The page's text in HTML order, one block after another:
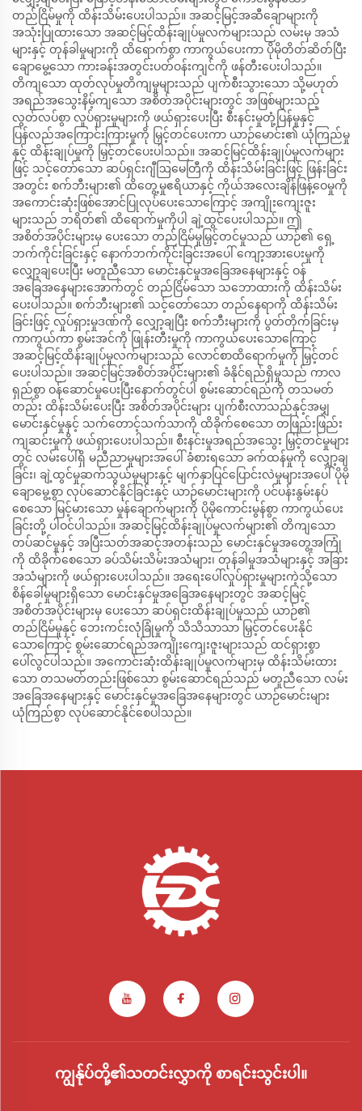
တည်ငြိမ်မှုကို ထိန်းသိမ်းပေးပါသည်။ အဆင့်မြင့်အဆီချောများကို
အသုံးပြုထားသော အဆင့်မြင့်ထိန်းချုပ်မှုလက်များသည် လမ်းမှ အသံ
များနှင့် တုန်ခါမှုများကို ထိရောက်စွာ ကာကွယ်ပေးကာ ပိုမိုတိတ်ဆိတ်ပြီး
ချောမွေ့သော ကားခန်းအတွင်းပတ်ဝန်းကျင်ကို ဖန်တီးပေးပါသည်။
တိကျသော ထုတ်လုပ်မှုတိကျမှုများသည် ပျက်စီးသွားသော သို့မဟုတ်
အရည်အသွေးနိမ့်ကျသော အစိတ်အပိုင်းများတွင် အဖြစ်များသည့်
လွတ်လပ်စွာ လှုပ်ရှားမှုများကို ဖယ်ရှားပေးပြီး စီးနင်းမှုတုံ့ပြန်မှုနှင့်
ပြန်လည်အကြောင်းကြားမှုကို မြှင့်တင်ပေးကာ ယာဉ်မောင်း၏ ယုံကြည်မှု
နှင့် ထိန်းချုပ်မှုကို မြှင့်တင်ပေးပါသည်။ အဆင့်မြင့်ထိန်းချုပ်မှုလက်များ
ဖြင့် သင့်တော်သော ဆပ်ရှင်းဂျီဩမေတြီကို ထိန်းသိမ်းခြင်းဖြင့် ဖြန်းခြင်း
အတွင်း စက်ဘီးများ၏ ထိတွေ့မှုဧရိယာနှင့် ကိုယ်အလေးချိန်ဖြန့်ဝေမှုကို
အကောင်းဆုံးဖြစ်အောင်ပြုလုပ်ပေးသောကြောင့် အကျိုးကျေးဇူး
များသည် ဘရိတ်၏ ထိရောက်မှုကိုပါ ချဲ့ထွင်ပေးပါသည်။ ဤ
အစိတ်အပိုင်းများမှ ပေးသော တည်ငြိမ်မှုမြှင့်တင်မှုသည် ယာဉ်၏ ရှေ့
ဘက်ကိုင်းခြင်းနှင့် နောက်ဘက်ကိုင်းခြင်းအပေါ် ကျော့အားပေးမှုကို
လျှော့ချပေးပြီး မတူညီသော မောင်းနှင်မှုအခြေအနေများနှင့် ဝန်
အခြေအနေများအောက်တွင် တည်ငြိမ်သော သဘောထားကို ထိန်းသိမ်း
ပေးပါသည်။ စက်ဘီးများ၏ သင့်တော်သော တည်နေရာကို ထိန်းသိမ်း
ခြင်းဖြင့် လှုပ်ရှားမှုဒဏ်ကို လျှော့ချပြီး စက်ဘီးများကို ပွတ်တိုက်ခြင်းမှ
ကာကွယ်ကာ စွမ်းအင်ကို ဖြုန်းတီးမှုကို ကာကွယ်ပေးသောကြောင့်
အဆင့်မြင့်ထိန်းချုပ်မှုလက်များသည် လောင်စာထိရောက်မှုကို မြှင့်တင်
ပေးပါသည်။ အဆင့်မြင့်အစိတ်အပိုင်းများ၏ ခံနိုင်ရည်ရှိမှုသည် ကာလ
ရှည်စွာ ဝန်ဆောင်မှုပေးပြီးနောက်တွင်ပါ စွမ်းဆောင်ရည်ကို တသမတ်
တည်း ထိန်းသိမ်းပေးပြီး အစိတ်အပိုင်းများ ပျက်စီးလာသည်နှင့်အမျှ
မောင်းနှင်မှုနှင့် သက်တောင့်သက်သာကို ထိခိုက်စေသော တဖြည်းဖြည်း
ကျဆင်းမှုကို ဖယ်ရှားပေးပါသည်။ စီးနင်းမှုအရည်အသွေး မြှင့်တင်မှုများ
တွင် လမ်းပေါ်ရှိ မညီညာမှုများအပေါ် ခံစားရသော ခက်ထန်မှုကို လျှော့ချ
ခြင်း၊ ချဲ့ထွင်မှုဆက်သွယ်မှုများနှင့် မျက်နှာပြင်ပြောင်းလဲမှုများအပေါ် ပိုမို
ချောမွေ့စွာ လုပ်ဆောင်နိုင်ခြင်းနှင့် ယာဉ်မောင်းများကို ပင်ပန်းနွမ်းနပ်
စေသော မြင့်မားသော မှုန်ချောက်များကို ပိုမိုကောင်းမွန်စွာ ကာကွယ်ပေး
ခြင်းတို့ ပါဝင်ပါသည်။ အဆင့်မြင့်ထိန်းချုပ်မှုလက်များ၏ တိကျသော
တပ်ဆင်မှုနှင့် အပြီးသတ်အဆင့်အတန်းသည် မောင်းနှင်မှုအတွေ့အကြုံ
ကို ထိခိုက်စေသော ခပ်သိမ်းသိမ်းအသံများ၊ တုန်ခါမှုအသံများနှင့် အခြား
အသံများကို ဖယ်ရှားပေးပါသည်။ အရေးပေါ်လှုပ်ရှားမှုများကဲ့သို့သော
စိန်ခေါ်မှုများရှိသော မောင်းနှင်မှုအခြေအနေများတွင် အဆင့်မြင့်
အစိတ်အပိုင်းများမှ ပေးသော ဆပ်ရှင်းထိန်းချုပ်မှုသည် ယာဉ်၏
တည်ငြိမ်မှုနှင့် ဘေးကင်းလုံခြုံမှုကို သိသိသာသာ မြှင့်တင်ပေးနိုင်
သောကြောင့် စွမ်းဆောင်ရည်အကျိုးကျေးဇူးများသည် ထင်ရှားစွာ
ပေါ်လွင်ပါသည်။ အကောင်းဆုံးထိန်းချုပ်မှုလက်များမှ ထိန်းသိမ်းထား
သော တသမတ်တည်းဖြစ်သော စွမ်းဆောင်ရည်သည် မတူညီသော လမ်း
အခြေအနေများနှင့် မောင်းနှင်မှုအခြေအနေများတွင် ယာဉ်မောင်းများ
ယုံကြည်စွာ လုပ်ဆောင်နိုင်စေပါသည်။
ကျွန်ုပ်တို့၏သတင်းလွှာကို စာရင်းသွင်းပါ။